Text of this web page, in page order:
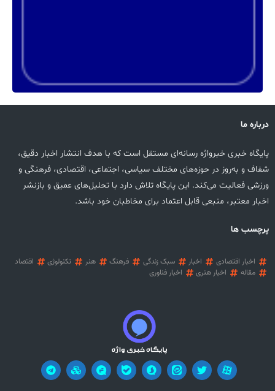
درباره ما
پایگاه خبری خبرواژه رسانه‌ای مستقل است که با هدف انتشار اخبار دقیق،
شفاف و به‌روز در حوزه‌های مختلف سیاسی، اجتماعی، اقتصادی، فرهنگی و
ورزشی فعالیت می‌کند. این پایگاه تلاش دارد با تحلیل‌های عمیق و بازنشر
اخبار معتبر، منبعی قابل اعتماد برای مخاطبان خود باشد.
پرچسب ها
اخبار اقتصادی اخبار سبک زندگی فرهنگ هنر تکنولوژی
اقتصاد
مقاله
اخبار هنری اخبار فناوری